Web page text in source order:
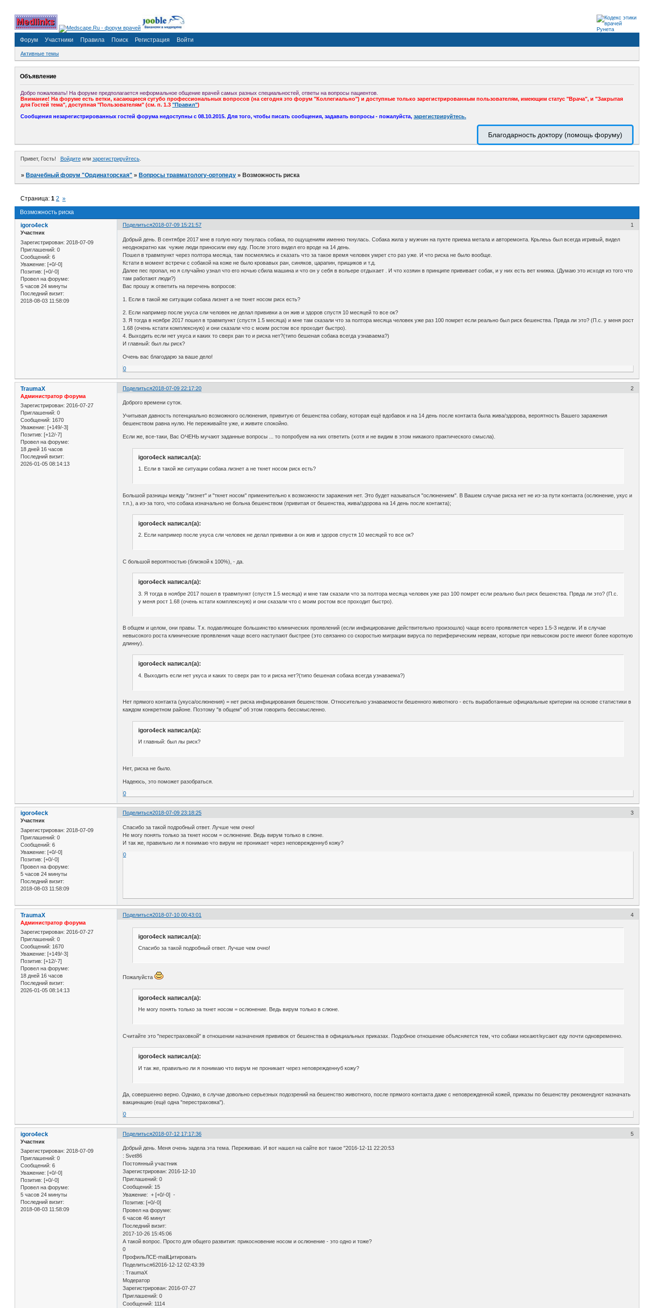
Форум Участники Правила Поиск Регистрация Войти
Активные темы
Объявление
Добро пожаловать! На форуме предполагается неформальное общение врачей самых разных специальностей, ответы на вопросы пациентов.
Внимание! На форуме есть ветки, касающиеся сугубо профессиональных вопросов (на сегодня это форум "Коллегиально") и доступные только зарегистрированным пользователям, имеющим статус "Врача", и "Закрытая
для Гостей тема", доступная "Пользователям" (см. п. 1.3 "Правил")
Сообщения незарегистрированных гостей форума недоступны с 08.10.2015. Для того, чтобы писать сообщения, задавать вопросы - пожалуйста, зарегистрируйтесь.
Благодарность доктору (помощь форуму)
Привет, Гость! Войдитеили зарегистрируйтесь.
» Врачебный форум "Ординаторская" » Вопросы травматологу-ортопеду » Возможность риска
Возможность риска
Страница:1 2 »
Поделиться 1
2018-07-09 15:21:57
igoro4eck
Участник
Зарегистрирован: 2018-07-09
Приглашений: 0
Сообщений: 6
Уважение: [+0/-0]
Позитив: [+0/-0]
Провел на форуме:
5 часов 24 минуты
Последний визит:
2018-08-03 11:58:09
Добрый день. В сентябре 2017 мне в голую ногу ткнулась собака, по ощущениям именно ткнулась. Собака жила у мужчин на пукте приема метала и авторемонта. Крьлеьь был всегда игривый, видел
неоднократно как чужие люди приносили ему еду. После этого видел его вроде на 14 день.
Пошел в травмпункт через полтора месяца, там посмеялись и сказать что за такое время человек умрет сто раз уже. И что риска не было вообще.
Кстати в момент встречи с собакой на коже не было кровавых ран, синяков, царапин, прищиков и т.д.
Далее пес пропал, но я случайно узнал что его ночью сбила машина и что он у себя в вольере отдыхает . И что хозяин в принципе прививает собак, и у них есть вет книжка. (Думаю это исходя из того что
там работают люди?)
Вас прошу ж ответить на перечень вопросов:
1. Если в такой же ситуации собака лизнет а не ткнет носом риск есть?
2. Если например после укуса сли человек не делал прививки а он жив и здоров спустя 10 месяцей то все ок?
3. Я тогда в ноябре 2017 пошел в травмпункт (спустя 1.5 месяца) и мне там сказали что за полтора месяца человек уже раз 100 помрет если реально был риск бешенства. Првда ли это? (П.с. у меня рост
1.68 (очень кстати комплексную) и они сказали что с моим ростом все проходит быстро).
4. Выходить если нет укуса и каких то сверх ран то и риска нет?(типо бешеная собака всегда узнаваема?)
И главный: был лы риск?
Очень вас благодарю за ваше дело!
0
Поделиться 2
2018-07-09 22:17:20
TraumaX
Администратор форума
Зарегистрирован: 2016-07-27
Приглашений: 0
Сообщений: 1670
Уважение: [+149/-3]
Позитив: [+12/-7]
Провел на форуме:
18 дней 16 часов
Последний визит:
2026-01-05 08:14:13
Доброго времени суток.
Учитывая давность потенциально возможного ослюнения, привитую от бешенства собаку, которая ещё вдобавок и на 14 день после контакта была жива/здорова, вероятность Вашего заражения
бешенством равна нулю. Не переживайте уже, и живите спокойно.
Если же, все-таки, Вас ОЧЕНЬ мучают заданные вопросы ... то попробуем на них ответить (хотя и не видим в этом никакого практического смысла).
igoro4eck написал(а):
1. Если в такой же ситуации собака лизнет а не ткнет носом риск есть?
Большой разницы между "лизнет" и "ткнет носом" применительно к возможности заражения нет. Это будет называться "ослюнением". В Вашем случае риска нет не из-за пути контакта (ослюнение, укус и
т.п.), а из-за того, что собака изначально не больна бешенством (привитая от бешенства, жива/здорова на 14 день после контакта);
igoro4eck написал(а):
2. Если например после укуса сли человек не делал прививки а он жив и здоров спустя 10 месяцей то все ок?
С большой вероятностью (близкой к 100%), - да.
igoro4eck написал(а):
3. Я тогда в ноябре 2017 пошел в травмпункт (спустя 1.5 месяца) и мне там сказали что за полтора месяца человек уже раз 100 помрет если реально был риск бешенства. Првда ли это? (П.с.
у меня рост 1.68 (очень кстати комплексную) и они сказали что с моим ростом все проходит быстро).
В общем и целом, они правы. Т.к. подавляющее большинство клинических проявлений (если инфицирование действительно произошло) чаще всего проявляется через 1.5-3 недели. И в случае
невысокого роста клинические проявления чаще всего наступают быстрее (это связанно со скоростью миграции вируса по периферическим нервам, которые при невысоком росте имеют более короткую
длинну).
igoro4eck написал(а):
4. Выходить если нет укуса и каких то сверх ран то и риска нет?(типо бешеная собака всегда узнаваема?)
Нет прямого контакта (укуса/ослюнения) = нет риска инфицирования бешенством. Относительно узнаваемости бешенного животного - есть выработанные официальные критерии на основе статистики в
каждом конкретном районе. Поэтому "в общем" об этом говорить бессмысленно.
igoro4eck написал(а):
И главный: был лы риск?
Нет, риска не было.
Надеюсь, это поможет разобраться.
0
Поделиться 3
2018-07-09 23:18:25
igoro4eck
Участник
Зарегистрирован: 2018-07-09
Приглашений: 0
Сообщений: 6
Уважение: [+0/-0]
Позитив: [+0/-0]
Провел на форуме:
5 часов 24 минуты
Последний визит:
2018-08-03 11:58:09
Спасибо за такой подробный ответ. Лучше чем очно!
Не могу понять только за ткнет носом = ослюнение. Ведь вирум только в слюне.
И так же, правильно ли я понимаю что вирум не проникает через неповрежденнуб кожу?
0
Поделиться 4
2018-07-10 00:43:01
TraumaX
Администратор форума
Зарегистрирован: 2016-07-27
Приглашений: 0
Сообщений: 1670
Уважение: [+149/-3]
Позитив: [+12/-7]
Провел на форуме:
18 дней 16 часов
Последний визит:
2026-01-05 08:14:13
igoro4eck написал(а):
Спасибо за такой подробный ответ. Лучше чем очно!
Пожалуйста
igoro4eck написал(а):
Не могу понять только за ткнет носом = ослюнение. Ведь вирум только в слюне.
Считайте это "перестраховкой" в отношении назначения прививок от бешенства в официальных приказах. Подобное отношение объясняется тем, что собаки нюхают/кусают еду почти одновременно.
igoro4eck написал(а):
И так же, правильно ли я понимаю что вирум не проникает через неповрежденнуб кожу?
Да, совершенно верно. Однако, в случае довольно серьезных подозрений на бешенство животного, после прямого контакта даже с неповрежденной кожей, приказы по бешенству рекомендуют назначать
вакцинацию (ещё одна "перестраховка").
0
Поделиться 5
2018-07-12 17:17:36
igoro4eck
Участник
Зарегистрирован: 2018-07-09
Приглашений: 0
Сообщений: 6
Уважение: [+0/-0]
Позитив: [+0/-0]
Провел на форуме:
5 часов 24 минуты
Последний визит:
2018-08-03 11:58:09
Добрый день. Меня очень задела эта тема. Переживаю. И вот нашел на сайте вот такое "2016-12-11 22:20:53
: Svet86
Постоянный участник
Зарегистрирован: 2016-12-10
Приглашений: 0
Сообщений: 15
Уважение: + [+0/-0] -
Позитив: [+0/-0]
Провел на форуме:
6 часов 46 минут
Последний визит:
2017-10-26 15:45:06
А такой вопрос. Просто для общего развития: прикосновение носом и ослюнение - это одно и тоже?
0
ПрофильЛСE-mailЦитировать
Поделиться62016-12-12 02:43:39
: TraumaX
Модератор
Зарегистрирован: 2016-07-27
Приглашений: 0
Сообщений: 1114